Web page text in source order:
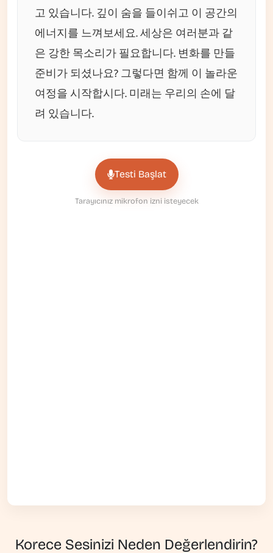
고 있습니다. 깊이 숨을 들이쉬고 이 공간의
에너지를 느껴보세요. 세상은 여러분과 같
은 강한 목소리가 필요합니다. 변화를 만들
준비가 되셨나요? 그렇다면 함께 이 놀라운
여정을 시작합시다. 미래는 우리의 손에 달
려 있습니다.
Testi Başlat
Tarayıcınız mikrofon izni isteyecek
Korece Sesinizi Neden Değerlendirin?